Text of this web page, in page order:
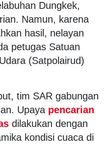
Dungkek,
Namun, karena
hasil, nelayan
petugas Satuan
(Satpolairud)
tim SAR gabungan
Upaya pencarian
dilakukan dengan
kondisi cuaca di